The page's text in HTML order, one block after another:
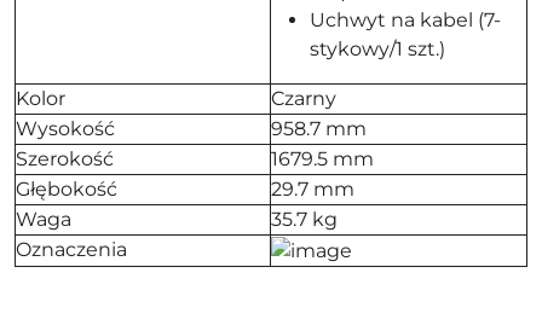
Uchwyt na kabel (7-
stykowy/1 szt.)
Kolor
Czarny
Wysokość
958.7 mm
Szerokość
1679.5 mm
Głębokość
29.7 mm
Waga
35.7 kg
Oznaczenia